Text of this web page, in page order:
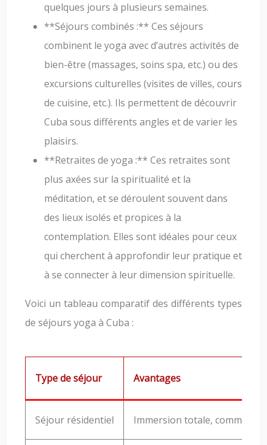
quelques jours à plusieurs semaines.
**Séjours combinés :** Ces séjours
combinent le yoga avec d’autres activités de
bien-être (massages, soins spa, etc.) ou des
excursions culturelles (visites de villes, cours
de cuisine, etc.). Ils permettent de découvrir
Cuba sous différents angles et de varier les
plaisirs.
**Retraites de yoga :** Ces retraites sont
plus axées sur la spiritualité et la
méditation, et se déroulent souvent dans
des lieux isolés et propices à la
contemplation. Elles sont idéales pour ceux
qui cherchent à approfondir leur pratique et
à se connecter à leur dimension spirituelle.
Voici un tableau comparatif des différents types
de séjours yoga à Cuba :
Type de séjour Avantages
Séjour résidentiel Immersion totale,